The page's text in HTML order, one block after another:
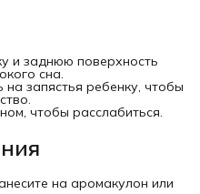
и заднюю поверхность
сна.
на запястья ребенку, чтобы
чтобы расслабиться.
на аромакулон или